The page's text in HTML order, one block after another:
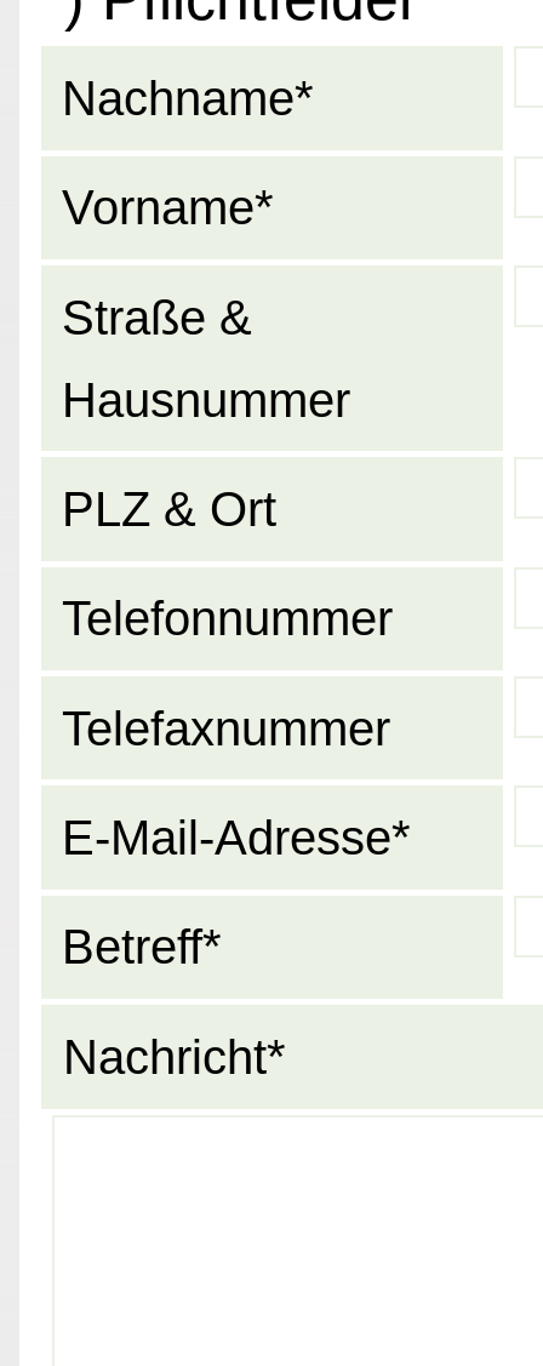
Nachname*
Vorname*
Straße &
Hausnummer
PLZ & Ort
Telefonnummer
Telefaxnummer
E-Mail-Adresse*
Betreff*
Nachricht*